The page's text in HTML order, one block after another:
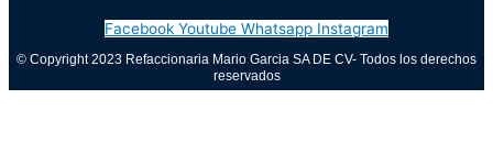
Facebook Youtube Whatsapp Instagram
© Copyright 2023 Refaccionaria Mario Garcia SA DE CV- Todos los derechos
reservados